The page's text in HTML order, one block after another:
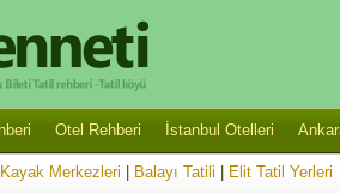
Otel Rehberi İstanbul Otelleri
Kayak Merkezleri Balayı Tatili Elit Tatil Yerleri